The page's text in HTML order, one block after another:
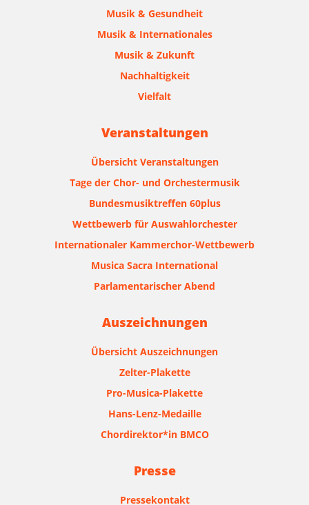
Musik & Gesundheit
Musik & Internationales
Musik & Zukunft
Nachhaltigkeit
Vielfalt
Veranstaltungen
Übersicht Veranstaltungen
Tage der Chor- und Orchestermusik
Bundesmusiktreffen 60plus
Wettbewerb für Auswahlorchester
Internationaler Kammerchor-Wettbewerb
Musica Sacra International
Parlamentarischer Abend
Auszeichnungen
Übersicht Auszeichnungen
Zelter-Plakette
Pro-Musica-Plakette
Hans-Lenz-Medaille
Chordirektor*in BMCO
Presse
Pressekontakt